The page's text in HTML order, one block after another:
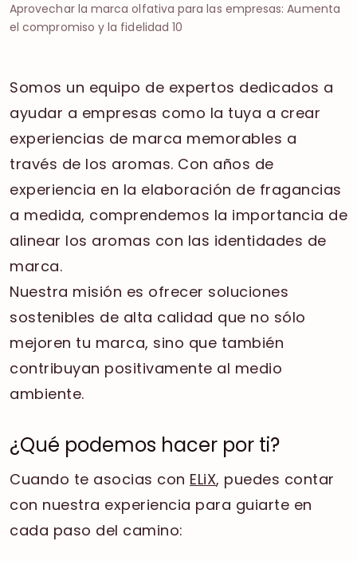
Aprovechar la marca olfativa para las empresas: Aumenta
el compromiso y la fidelidad 10
Somos un equipo de expertos dedicados a
ayudar a empresas como la tuya a crear
experiencias de marca memorables a
través de los aromas. Con años de
experiencia en la elaboración de fragancias
a medida, comprendemos la importancia de
alinear los aromas con las identidades de
marca.
Nuestra misión es ofrecer soluciones
sostenibles de alta calidad que no sólo
mejoren tu marca, sino que también
contribuyan positivamente al medio
ambiente.
¿Qué podemos hacer por ti?
Cuando te asocias con ELiX, puedes contar
con nuestra experiencia para guiarte en
cada paso del camino: